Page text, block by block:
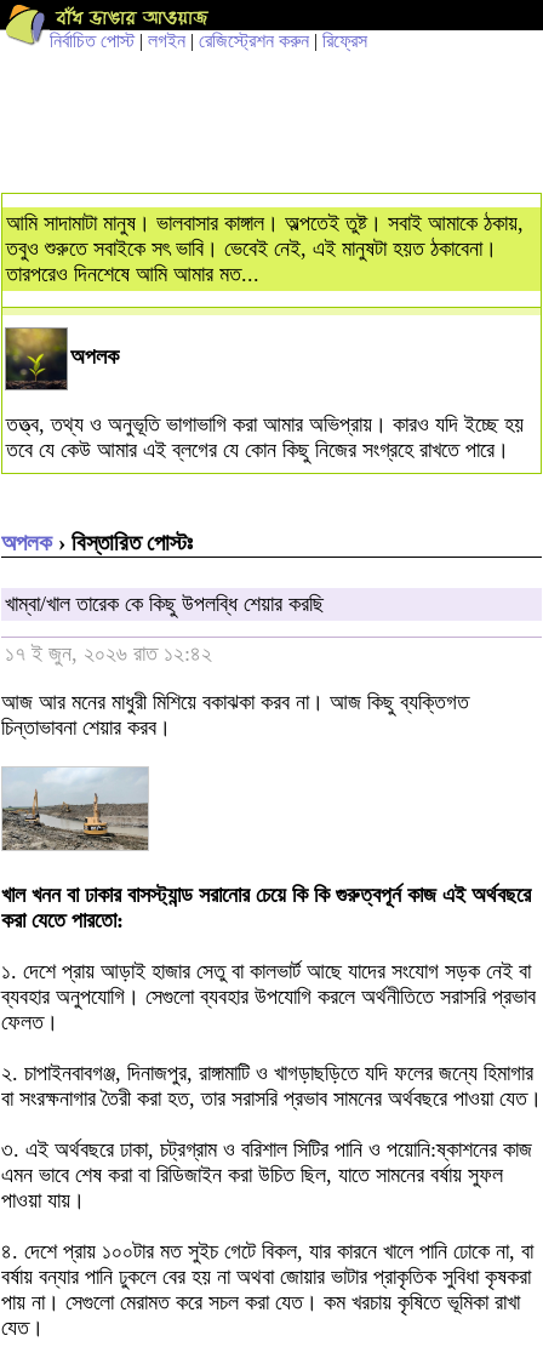
নির্বাচিত পোস্ট| লগইন | রেজিস্ট্রেশন করুন | রিফ্রেস
আমি সাদামাটা মানুষ। ভালবাসার কাঙ্গাল। অল্পতেই তুষ্ট। সবাই আমাকে ঠকায়,
তবুও শুরুতে সবাইকে সৎ ভাবি। ভেবেই নেই, এই মানুষটা হয়ত ঠকাবেনা।
তারপরেও দিনশেষে আমি আমার মত...
অপলক
তত্ত্ব, তথ্য ও অনুভূতি ভাগাভাগি করা আমার অভিপ্রায়। কারও যদি ইচ্ছে হয়
তবে যে কেউ আমার এই ব্লগের যে কোন কিছু নিজের সংগ্রহে রাখতে পারে।
অপলক › বিস্তারিত পোস্টঃ
খাম্বা/খাল তারেক কে কিছু উপলব্ধি শেয়ার করছি
১৭ ই জুন, ২০২৬ রাত ১২:৪২
আজ আর মনের মাধুরী মিশিয়ে বকাঝকা করব না। আজ কিছু ব্যক্তিগত
চিন্তাভাবনা শেয়ার করব।
খাল খনন বা ঢাকার বাসস্ট্যান্ড সরানোর চেয়ে কি কি গুরুত্বপূর্ন কাজ এই অর্থবছরে
করা যেতে পারতো:
১. দেশে প্রায় আড়াই হাজার সেতু বা কালভার্ট আছে যাদের সংযোগ সড়ক নেই বা
ব্যবহার অনুপযোগি। সেগুলো ব্যবহার উপযোগি করলে অর্থনীতিতে সরাসরি প্রভাব
ফেলত।
২. চাপাইনবাবগঞ্জ, দিনাজপুর, রাঙ্গামাটি ও খাগড়াছড়িতে যদি ফলের জন্যে হিমাগার
বা সংরক্ষনাগার তৈরী করা হত, তার সরাসরি প্রভাব সামনের অর্থবছরে পাওয়া যেত।
৩. এই অর্থবছরে ঢাকা, চট্রগ্রাম ও বরিশাল সিটির পানি ও পয়োনি:ষ্কাশনের কাজ
এমন ভাবে শেষ করা বা রিডিজাইন করা উচিত ছিল, যাতে সামনের বর্ষায় সুফল
পাওয়া যায়।
৪. দেশে প্রায় ১০০টার মত সুইচ গেটে বিকল, যার কারনে খালে পানি ঢোকে না, বা
বর্ষায় বন্যার পানি ঢুকলে বের হয় না অথবা জোয়ার ভাটার প্রাকৃতিক সুবিধা কৃষকরা
পায় না। সেগুলো মেরামত করে সচল করা যেত। কম খরচায় কৃষিতে ভূমিকা রাখা
যেত।